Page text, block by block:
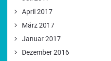
April 2017
März 2017
Januar 2017
Dezember 2016